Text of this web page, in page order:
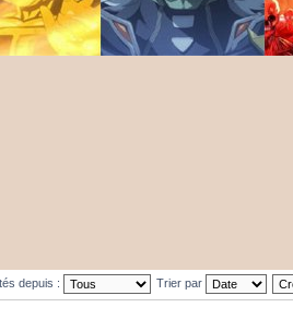
depuis : Trier par